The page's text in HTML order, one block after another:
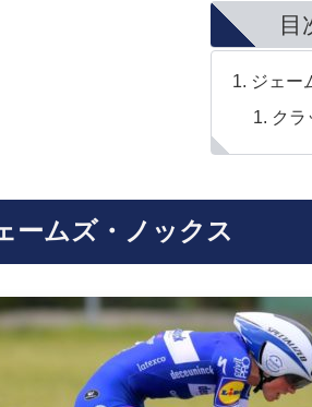
目
ジェー
クラ
ームズ・ノックス